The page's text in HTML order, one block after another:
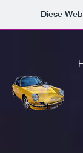
Diese